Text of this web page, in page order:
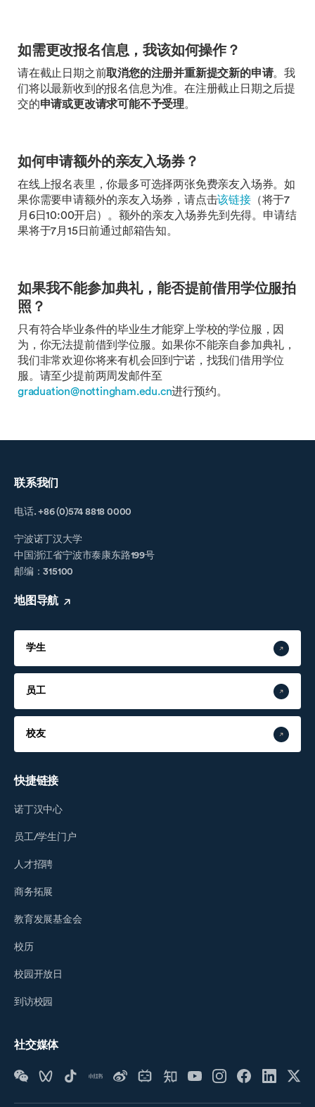
如需更改报名信息，我该如何操作？
请在截止日期之前取消您的注册并重新提交新的申请。我
们将以最新收到的报名信息为准。在注册截止日期之后提
交的申请或更改请求可能不予受理。
如何申请额外的亲友入场券？
在线上报名表里，你最多可选择两张免费亲友入场券。如
果你需要申请额外的亲友入场券，请点击该链接（将于7
月6日10:00开启）。额外的亲友入场券先到先得。申请结
果将于7月15日前通过邮箱告知。
如果我不能参加典礼，能否提前借用学位服拍
照？
只有符合毕业条件的毕业生才能穿上学校的学位服，因
为，你无法提前借到学位服。如果你不能亲自参加典礼，
我们非常欢迎你将来有机会回到宁诺，找我们借用学位
服。请至少提前两周发邮件至
graduation@nottingham.edu.cn进行预约。
联系我们
电话. +86 (0)574 8818 0000
宁波诺丁汉大学
中国浙江省宁波市泰康东路199号
邮编：315100
地图导航
学生
员工
校友
快捷链接
诺丁汉中心
员工/学生门户
人才招聘
商务拓展
教育发展基金会
校历
校园开放日
到访校园
社交媒体